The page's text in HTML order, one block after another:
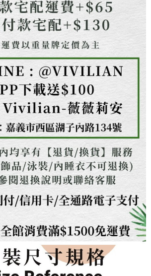
號或使用他人資訊註冊。若發現惡意使用之情形，
有權停止該用戶之使用額度並採取法律行動。